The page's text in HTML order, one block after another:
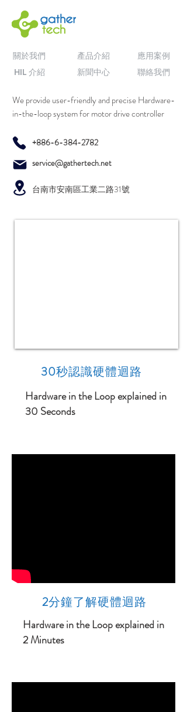
關於我們
HIL 介紹
產品介紹
新聞中心
應用案例
聯絡我們
We provide user-friendly and precise Hardware-
in-the-loop system for motor drive controller
+886-6-384-2782
service@gathertech.net
台南市安南區工業二路31號
30秒認識硬體迴路
Hardware in the Loop explained in
30 Seconds
2分鐘了解硬體迴路
Hardware in the Loop explained in
2 Minutes